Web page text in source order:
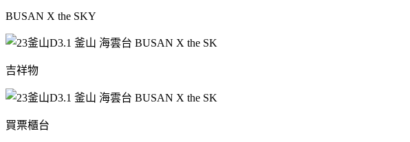
BUSAN X the SKY
吉祥物
買票櫃台